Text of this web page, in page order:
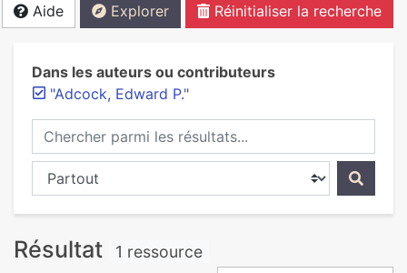
Aide Explorer Réinitialiser la recherche
Dans les auteurs ou contributeurs
"Adcock, Edward P."
Chercher parmi les résultats...
Chercher dans...
Résultat 1 ressource